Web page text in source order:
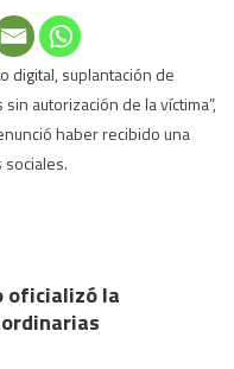
digital, suplantación de
autorización de la víctima”,
haber recibido una
oficializó la